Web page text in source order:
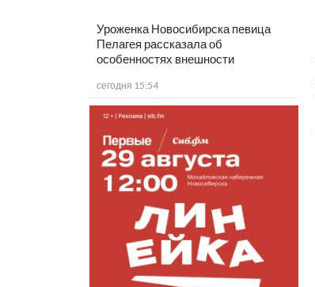
Уроженка Новосибирска певица
Пелагея рассказала об
особенностях внешности
сегодня 15:54